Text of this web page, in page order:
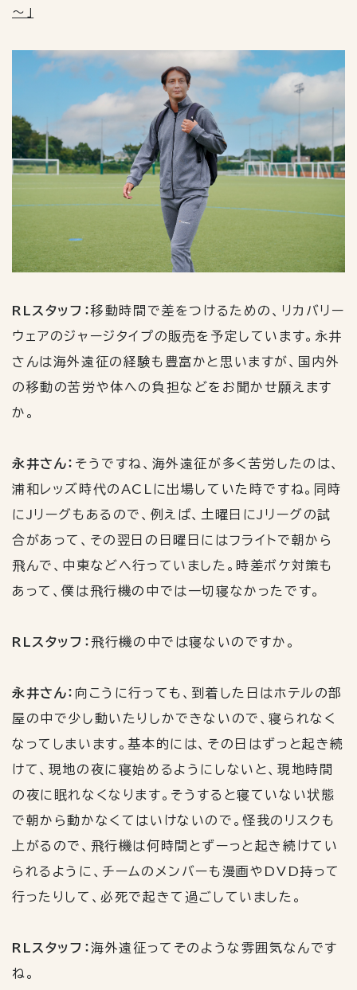
～」
RLスタッフ：移動時間で差をつけるための、リカバリー
ウェアのジャージタイプの販売を予定しています。永井
さんは海外遠征の経験も豊富かと思いますが、国内外
の移動の苦労や体への負担などをお聞かせ願えます
か。
永井さん： そうですね、海外遠征が多く苦労したのは、
浦和レッズ時代の ACL に出場していた時ですね。同時
に J リーグもあるので、例えば、土曜日にJ リーグの試
合があって、その翌日の日曜日にはフライトで朝から
飛んで、中東などへ行っていました。時差ボケ対策も
あって、僕は飛行機の中では一切寝なかったです。
RLスタッフ：飛行機の中では寝ないのですか。
永井さん： 向こうに行っても、到着した日はホテルの部
屋の中で少し動いたりしかできないので、寝られなく
なってしまいます。基本的には、その日はずっと起き続
けて、現地の夜に寝始めるようにしないと、現地時間
の夜に眠れなくなります。そうすると寝ていない状態
で朝から動かなくてはいけないので。怪我のリスクも
上がるので、飛行機は何時間とずーっと起き続けてい
られるように、チームのメンバーも漫画や DVD持って
行ったりして、必死で起きて過ごしていました。
RLスタッフ：海外遠征ってそのような雰囲気なんです
ね。